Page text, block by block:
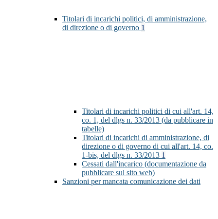
Titolari di incarichi politici, di amministrazione,
di direzione o di governo 1
Titolari di incarichi politici di cui all'art. 14,
co. 1, del dlgs n. 33/2013 (da pubblicare in
tabelle)
Titolari di incarichi di amministrazione, di
direzione o di governo di cui all'art. 14, co.
1-bis, del dlgs n. 33/2013 1
Cessati dall'incarico (documentazione da
pubblicare sul sito web)
Sanzioni per mancata comunicazione dei dati